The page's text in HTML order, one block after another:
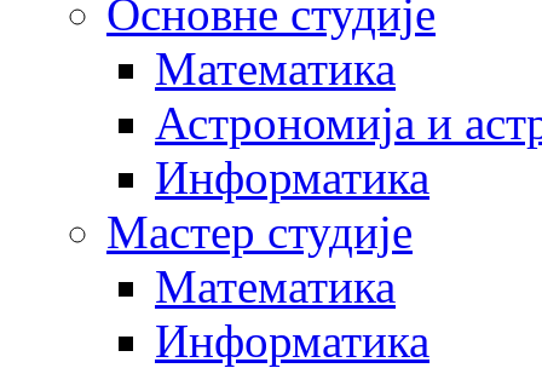
Основне студије
Математика
Астрономија и
Информатика
Мастер студије
Математика
Информатика